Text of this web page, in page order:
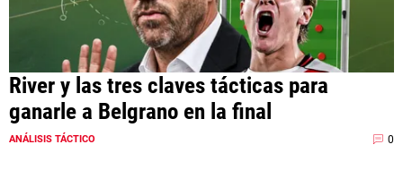
River y las tres claves tácticas para
ganarle a Belgrano en la final
ANÁLISIS TÁCTICO 0